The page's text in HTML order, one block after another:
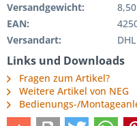
Versandgewicht:
EAN:
Versandart:
Links und Downloads
Fragen zum Artikel?
Weitere Artikel von NEG
Bedienungs-/